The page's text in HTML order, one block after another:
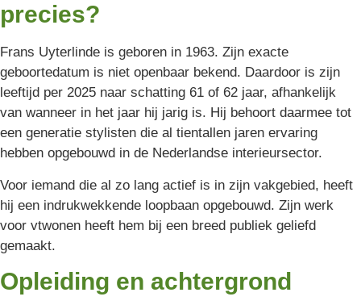
precies?
Frans Uyterlinde is geboren in 1963. Zijn exacte
geboortedatum is niet openbaar bekend. Daardoor is zijn
leeftijd per 2025 naar schatting 61 of 62 jaar, afhankelijk
van wanneer in het jaar hij jarig is. Hij behoort daarmee tot
een generatie stylisten die al tientallen jaren ervaring
hebben opgebouwd in de Nederlandse interieursector.
Voor iemand die al zo lang actief is in zijn vakgebied, heeft
hij een indrukwekkende loopbaan opgebouwd. Zijn werk
voor vtwonen heeft hem bij een breed publiek geliefd
gemaakt.
Opleiding en achtergrond